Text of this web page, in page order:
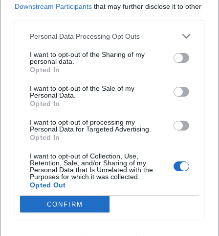
Downstream Participants that may further disclose it to other
Personal Data Processing Opt Outs
I want to opt-out of the Sharing of my
personal data.
Opted In
I want to opt-out of the Sale of my
Personal Data.
Opted In
I want to opt-out of processing my
Personal Data for Targeted Advertising.
Opted In
I want to opt-out of Collection, Use,
Retention, Sale, and/or Sharing of my
Personal Data that Is Unrelated with the
Purposes for which it was collected.
Opted Out
CONFIRM
Ist das Konzert für Kinder geeignet?
Was passiert bei schlechtem Wetter?